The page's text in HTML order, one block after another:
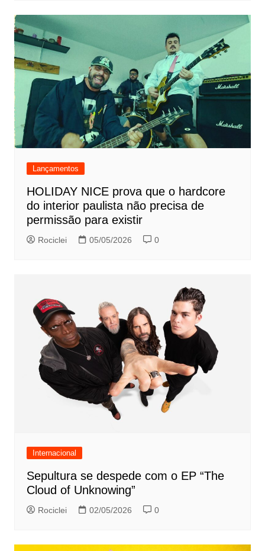
Lançamentos
HOLIDAY NICE prova que o hardcore
do interior paulista não precisa de
permissão para existir
Rociclei 05/05/2026 0
Internacional
Sepultura se despede com o EP “The
Cloud of Unknowing”
Rociclei 02/05/2026 0